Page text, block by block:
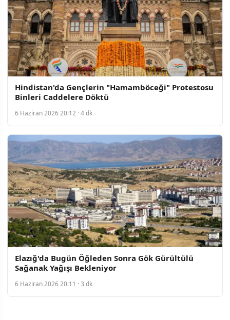
Hindistan'da Gençlerin "Hamamböceği" Protestosu
Binleri Caddelere Döktü
6 Haziran 2026 20:12 · 4 dk
Elazığ'da Bugün Öğleden Sonra Gök Gürültülü
Sağanak Yağışı Bekleniyor
6 Haziran 2026 20:11 · 3 dk